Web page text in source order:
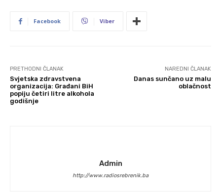
Facebook Viber
PRETHODNI ČLANAK
Svjetska zdravstvena
organizacija: Građani BiH
popiju četiri litre alkohola
godišnje
NAREDNI ČLANAK
Danas sunčano uz malu
oblačnost
Admin
http://www.radiosrebrenik.ba